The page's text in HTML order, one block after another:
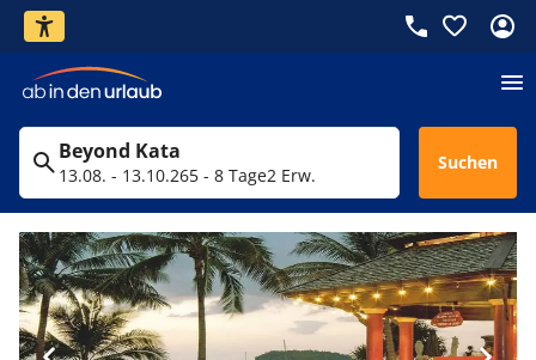
Beyond Kata
13.08. - 13.10.265 - 8 Tage2 Erw.
Suchen